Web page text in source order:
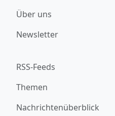
Über uns
Newsletter
RSS-Feeds
Themen
Nachrichtenüberblick